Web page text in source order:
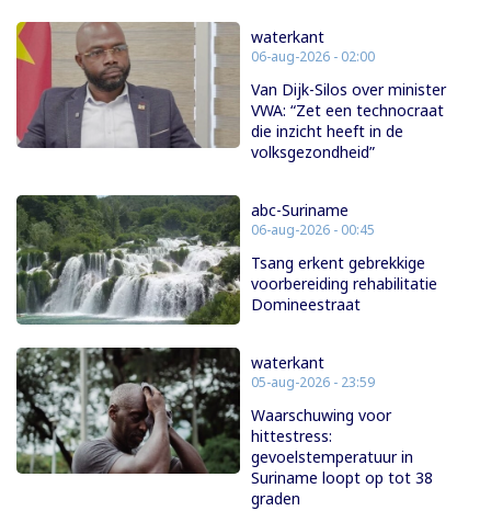
waterkant
06-aug-2026 - 02:00
Van Dijk-Silos over minister
VWA: “Zet een technocraat
die inzicht heeft in de
volksgezondheid”
abc-Suriname
06-aug-2026 - 00:45
Tsang erkent gebrekkige
voorbereiding rehabilitatie
Domineestraat
waterkant
05-aug-2026 - 23:59
Waarschuwing voor
hittestress:
gevoelstemperatuur in
Suriname loopt op tot 38
graden